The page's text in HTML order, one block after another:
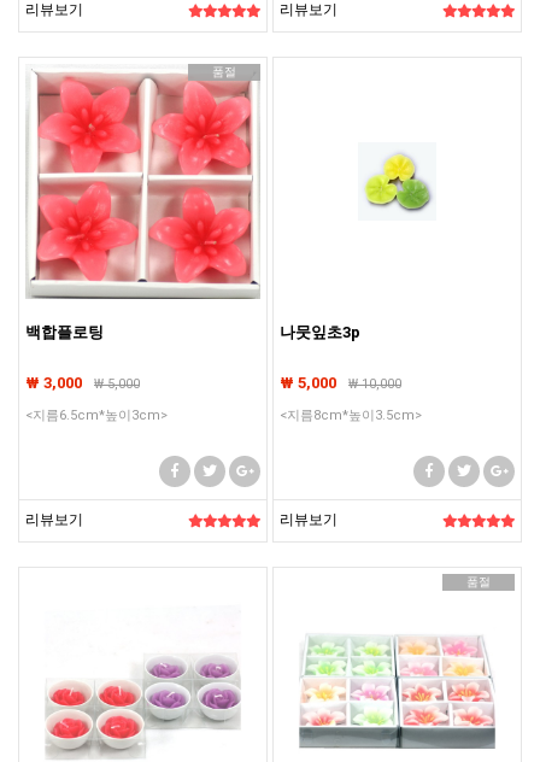
리뷰보기 리뷰보기
품절
백합플로팅
₩ 3,000 ₩5,000
<지름6.5cm*높이3cm>
리뷰보기
나뭇잎초3p
₩ 5,000 ₩10,000
<지름8cm*높이3.5cm>
리뷰보기
품절